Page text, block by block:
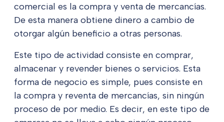
comercial es la compra y venta de mercancías.
De esta manera obtiene dinero a cambio de
otorgar algún beneficio a otras personas.
Este tipo de actividad consiste en comprar,
almacenar y revender bienes o servicios. Esta
forma de negocio es simple, pues consiste en
la compra y reventa de mercancías, sin ningún
proceso de por medio. Es decir, en este tipo de